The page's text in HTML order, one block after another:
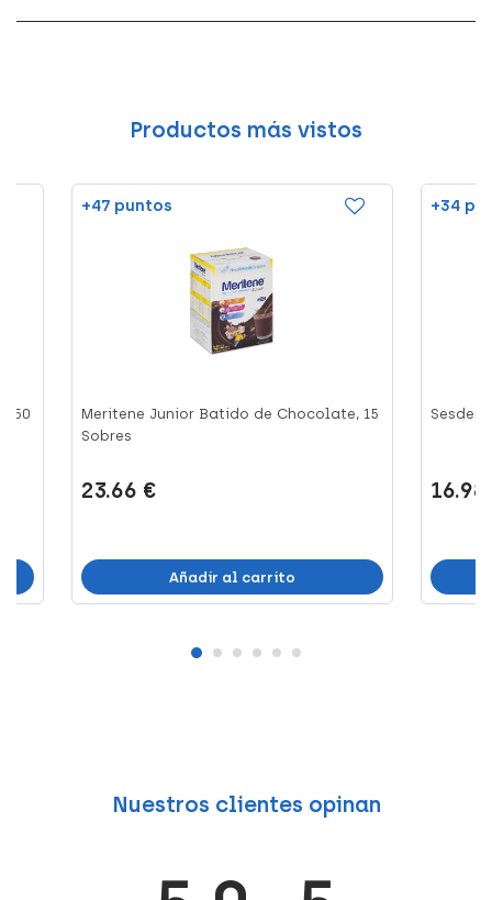
Productos más vistos
50
+47 puntos
Meritene Junior Batido de Chocolate, 15
Sobres
23.66 €
Añadir al carrito
+34
Nuestros clientes opinan